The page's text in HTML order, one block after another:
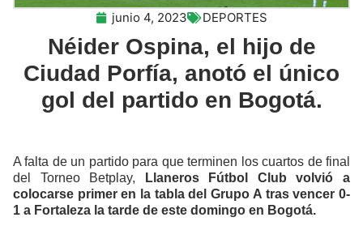
junio 4, 2023 DEPORTES
Néider Ospina, el hijo de
Ciudad Porfía, anotó el único
gol del partido en Bogotá.
A falta de un partido para que terminen los cuartos de final
del Torneo Betplay,
Llaneros Fútbol Club volvió a
colocarse primer en la tabla del Grupo A tras vencer 0-
1 a Fortaleza la tarde de este domingo en Bogotá.